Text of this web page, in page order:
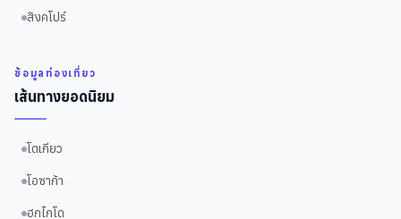
สิงคโปร์
ข้อมูลท่องเที่ยว
เส้นทางยอดนิยม
โตเกียว
โอซาก้า
ฮกไกโด